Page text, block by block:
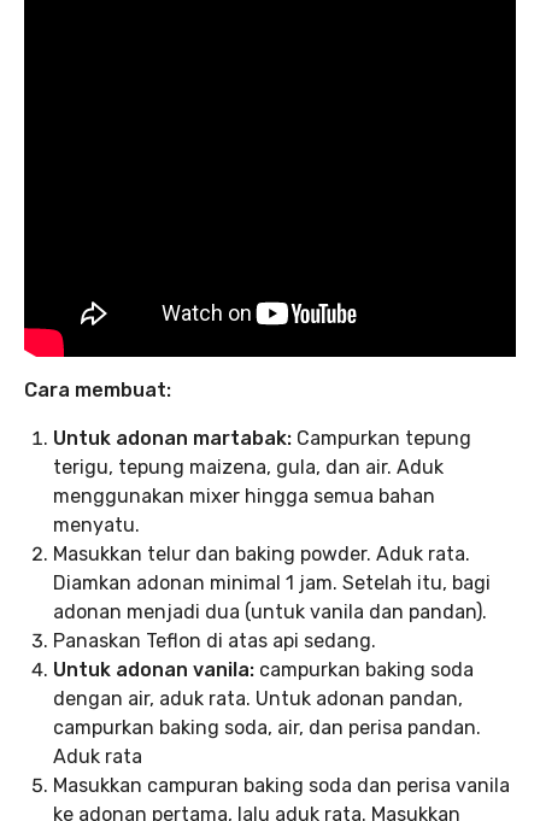
Cara membuat:
Untuk adonan martabak: Campurkan tepung
terigu, tepung maizena, gula, dan air. Aduk
menggunakan mixer hingga semua bahan
menyatu.
Masukkan telur dan baking powder. Aduk rata.
Diamkan adonan minimal 1 jam. Setelah itu, bagi
adonan menjadi dua (untuk vanila dan pandan).
Panaskan Teflon di atas api sedang.
Untuk adonan vanila: campurkan baking soda
dengan air, aduk rata. Untuk adonan pandan,
campurkan baking soda, air, dan perisa pandan.
Aduk rata
Masukkan campuran baking soda dan perisa vanila
ke adonan pertama, lalu aduk rata. Masukkan